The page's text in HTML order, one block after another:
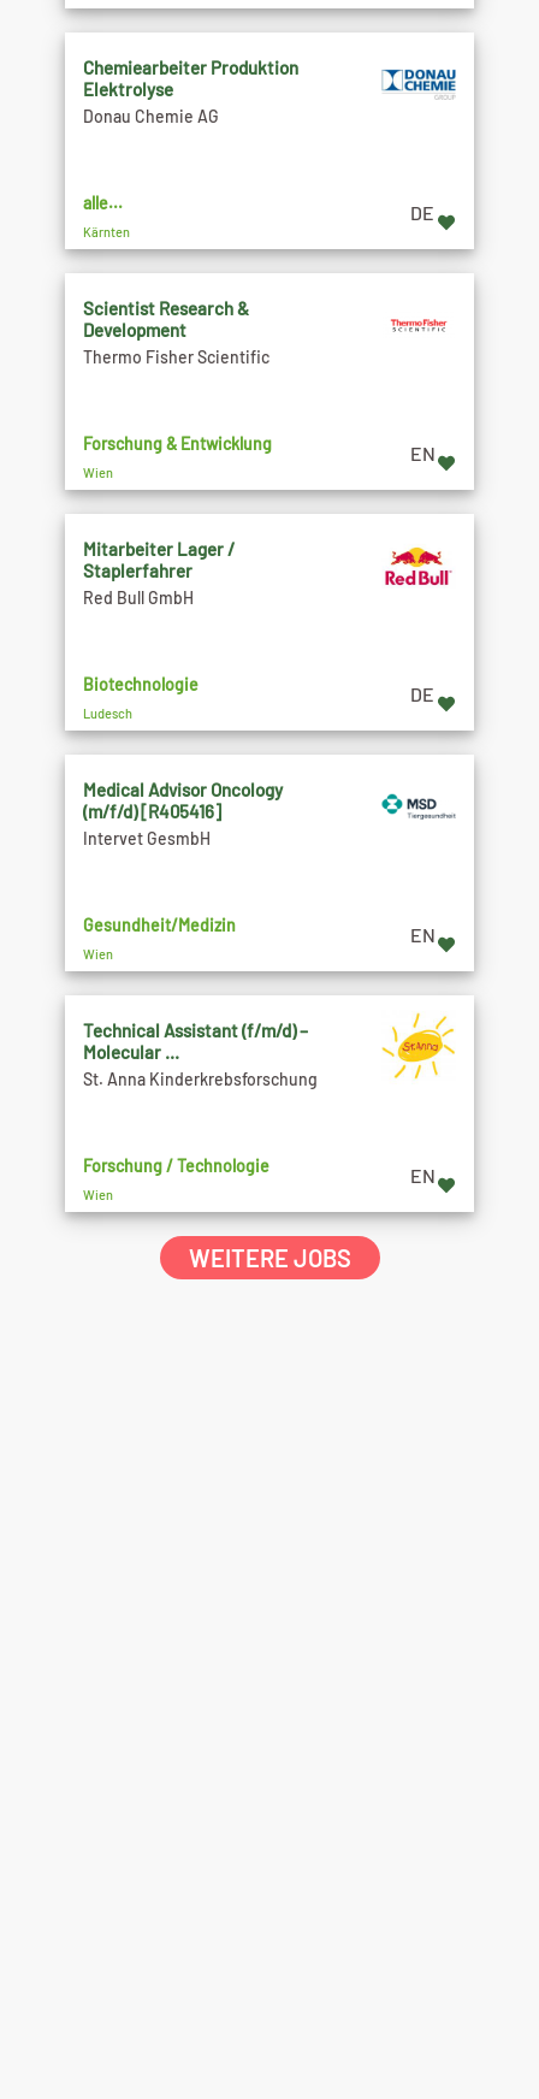
Chemiearbeiter Produktion
Elektrolyse
Donau Chemie AG
alle...
Kärnten
DE
Scientist Research &
Development
Thermo Fisher Scientific
Forschung & Entwicklung
Wien
EN
Mitarbeiter Lager /
Staplerfahrer
Red Bull GmbH
Biotechnologie
Ludesch
DE
Medical Advisor Oncology
(m/f/d) [R405416]
Intervet GesmbH
Gesundheit/Medizin
Wien
EN
Technical Assistant (f/m/d) –
Molecular ...
St. Anna Kinderkrebsforschung
Forschung / Technologie
Wien
EN
WEITERE JOBS